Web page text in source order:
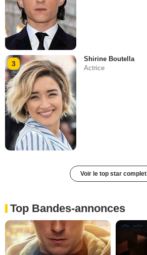
3
Shirine Boutella
Actrice
Voir le top star complet
Top Bandes-annonces